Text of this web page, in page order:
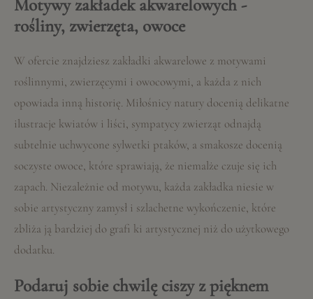
Motywy zakładek akwarelowych -
rośliny, zwierzęta, owoce
W ofercie znajdziesz zakładki akwarelowe z motywami
roślinnymi, zwierzęcymi i owocowymi, a każda z nich
opowiada inną historię. Miłośnicy natury docenią delikatne
ilustracje kwiatów i liści, sympatycy zwierząt odnajdą
subtelnie uchwycone sylwetki ptaków, a smakosze docenią
soczyste owoce, które sprawiają, że niemalże czuje się ich
zapach. Niezależnie od motywu, każda zakładka niesie w
sobie artystyczny zamysł i szlachetne wykończenie, które
zbliża ją bardziej do grafi ki artystycznej niż do użytkowego
dodatku.
Podaruj sobie chwilę ciszy z pięknem